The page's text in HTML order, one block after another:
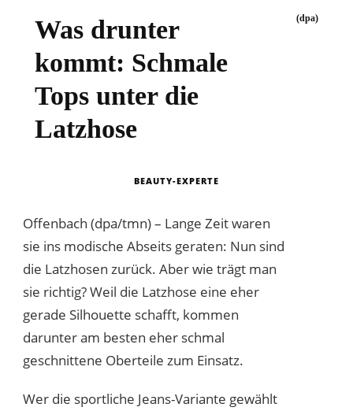
Was drunter
kommt: Schmale
Tops unter die
Latzhose
(dpa)
BEAUTY-EXPERTE
Offenbach (dpa/tmn) – Lange Zeit waren
sie ins modische Abseits geraten: Nun sind
die Latzhosen zurück. Aber wie trägt man
sie richtig? Weil die Latzhose eine eher
gerade Silhouette schafft, kommen
darunter am besten eher schmal
geschnittene Oberteile zum Einsatz.
Wer die sportliche Jeans-Variante gewählt